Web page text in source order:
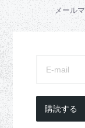
メール
購読する